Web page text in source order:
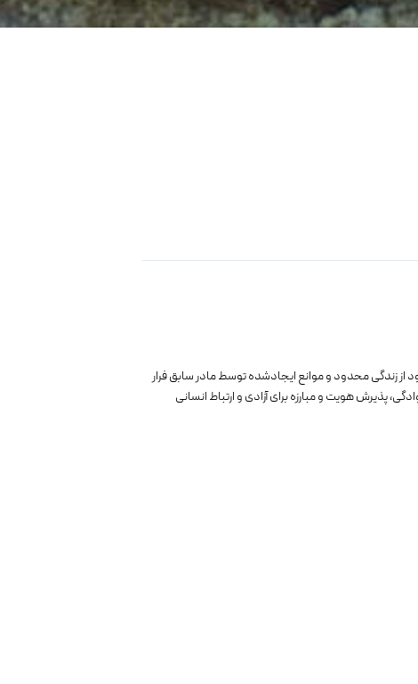
از زندگی محدود و موانع ایجادشده توسط مادر سابق فرار
هویت و مبارزه برای آزادی و ارتباط انسانی